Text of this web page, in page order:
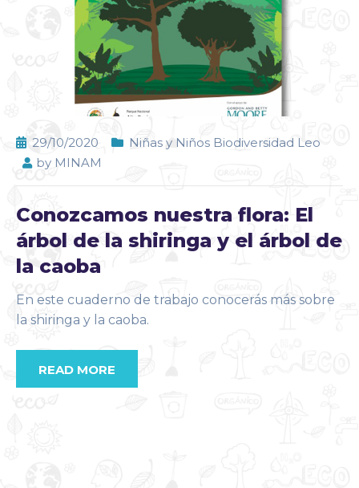
29/10/2020
Niñas y Niños Biodiversidad Leo
by MINAM
Conozcamos nuestra flora: El
árbol de la shiringa y el árbol de
la caoba
En este cuaderno de trabajo conocerás más sobre
la shiringa y la caoba.
READ MORE